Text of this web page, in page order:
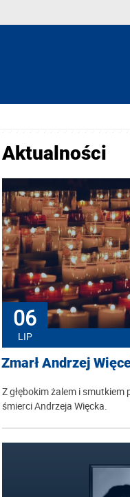
Aktualności
06
LIP
Zmarł Andrzej
Z głębokim żalem i
śmierci Andrzeja Więcka.